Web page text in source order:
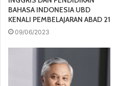
BAHASA INDONESIA UBD
KENALI PEMBELAJARAN ABAD 21
09/06/2023